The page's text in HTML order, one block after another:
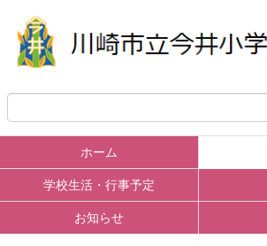
ホーム
学校生活・行事予定
お知らせ